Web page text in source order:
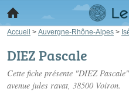
Accueil > Auvergne-Rhône-Alpes >
DIEZ Pascale
Cette fiche présente "DIEZ
avenue jules ravat, 38500 Voiron.